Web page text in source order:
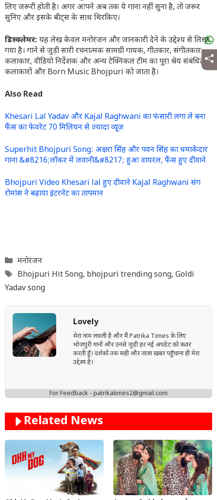
लिए जरूरी होती है। अगर आपने अब तक ये गाना नहीं सुना है, तो जरूर
सुनिए और इसके बीट्स के साथ थिरकिए।
डिस्क्लेमर: यह लेख केवल मनोरंजन और जानकारी देने के उद्देश्य से लिखा
गया है। गाने से जुड़ी सारी रचनात्मक सामग्री गायक, गीतकार, संगीतकार,
कलाकार, वीडियो निर्देशक और अन्य टेक्निकल टीम का पूरा श्रेय संबंधित
कलाकारों और Born Music Bhojpuri को जाता है।
Also Read
Khesari Lal Yadav और Kajal Raghwani का फंसारी लगा ले बना
फैंस का फेवरेट 70 मिलियन से ज्यादा व्यूज
Superhit Bhojpuri Song: अक्षरा सिंह और पवन सिंह का धमाकेदार
गाना &#8216;लॉकर में जवानी&#8217; हुआ वायरल, फैंस हुए दीवाने
Bhojpuri Video Khesari lal हुए दीवाने Kajal Raghwani संग
रोमांस ने बढ़ाया इंटरनेट का तापमान
Categories
मनोरंजन
Tags
Bhojpuri Hit Song, bhojpuri trending song, Goldi
Yadav song
Lovely
मेरा नाम लवली है और मैं Patrika Times के लिए
भोजपुरी गानों और उनसे जुड़ी हर नई अपडेट को कवर
करती हूँ। दर्शकों तक सही और ताज़ा खबर पहुँचाना ही मेरा
उद्देश्य है।
For Feedback - patrikatimes2@gmail.com
Related News